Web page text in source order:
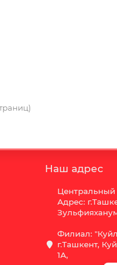
Наш адрес
Центральный
Адрес:
Филиал:
г.Ташкент,
1А,